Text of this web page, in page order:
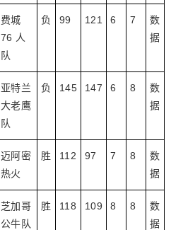
费城
76 人
队
负 99 121 6 7
数
据
亚特兰
大老鹰
队
负 145 147 6 8
数
据
迈阿密
热火
胜 112 97 7 8
数
据
芝加哥
公牛队
胜 118 109 8 8
数
据